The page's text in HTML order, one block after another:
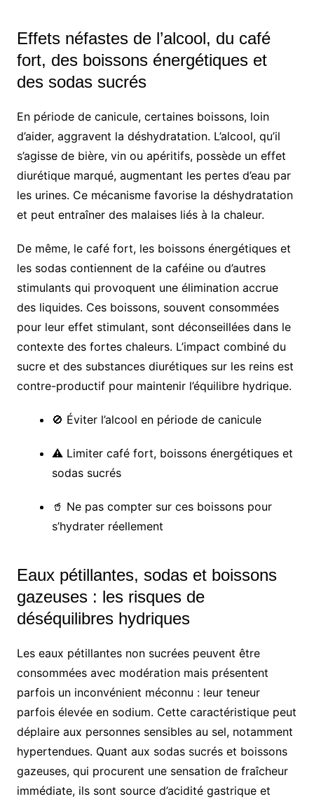
Effets néfastes de l’alcool, du café
fort, des boissons énergétiques et
des sodas sucrés
En période de canicule, certaines boissons, loin
d’aider, aggravent la déshydratation. L’alcool, qu’il
s’agisse de bière, vin ou apéritifs, possède un effet
diurétique marqué, augmentant les pertes d’eau par
les urines. Ce mécanisme favorise la déshydratation
et peut entraîner des malaises liés à la chaleur.
De même, le café fort, les boissons énergétiques et
les sodas contiennent de la caféine ou d’autres
stimulants qui provoquent une élimination accrue
des liquides. Ces boissons, souvent consommées
pour leur effet stimulant, sont déconseillées dans le
contexte des fortes chaleurs. L’impact combiné du
sucre et des substances diurétiques sur les reins est
contre-productif pour maintenir l’équilibre hydrique.
🚫 Éviter l’alcool en période de canicule
⚠️ Limiter café fort, boissons énergétiques et
sodas sucrés
🥤 Ne pas compter sur ces boissons pour
s’hydrater réellement
Eaux pétillantes, sodas et boissons
gazeuses : les risques de
déséquilibres hydriques
Les eaux pétillantes non sucrées peuvent être
consommées avec modération mais présentent
parfois un inconvénient méconnu : leur teneur
parfois élevée en sodium. Cette caractéristique peut
déplaire aux personnes sensibles au sel, notamment
hypertendues. Quant aux sodas sucrés et boissons
gazeuses, qui procurent une sensation de fraîcheur
immédiate, ils sont source d’acidité gastrique et